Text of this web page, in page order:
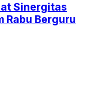
Sinergitas
Rabu Berguru